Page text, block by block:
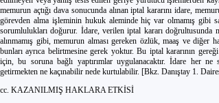
memurun açtığı dava sonucunda alınan iptal kararını idare,
görevden alma işleminin hukuk aleminde hiç var olmamış gibi
sorumlulukları doğurur. İdare, verilen iptal kararı
alınmamış gibi, memurun alması gereken özlük, maaş ve diğer
bunları ayrıca belirtmesine gerek yoktur. Bu iptal kararının
için, bu soruna bağlı yaptırımlar uygulanacaktır. İdare her
getirmekten ne kaçınabilir nede kurtulabilir. [Bkz. Danıştay 1.
cc. KAZANILMIŞ HAKLARA ETKİSİ